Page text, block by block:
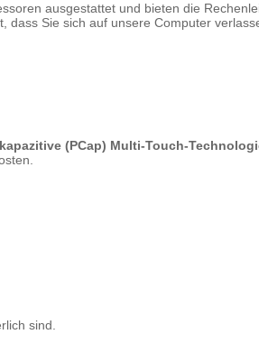
ausgestattet und bieten die
Sie sich auf unsere Computer
(PCap) Multi-Touch-
sind.